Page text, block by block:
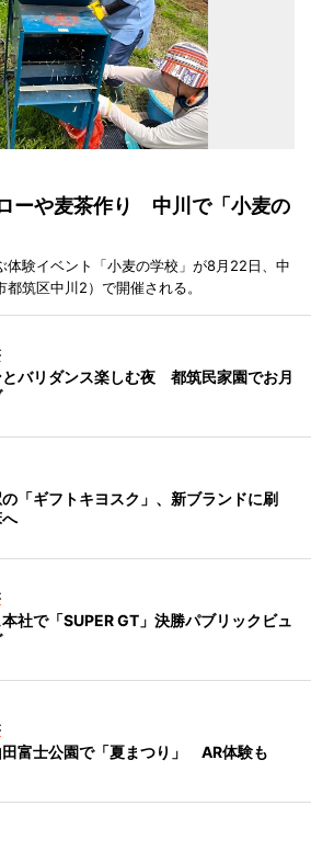
ーや麦茶作り 中川で「小麦の
体験イベント「小麦の学校」が8月22日、中
筑区中川2）で開催される。
とバリダンス楽しむ夜 都筑民家園でお月
「ギフトキヨスク」、新ブランドに刷
社で「SUPER GT」決勝パブリックビュ
富士公園で「夏まつり」 AR体験も